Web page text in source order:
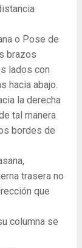
o Pose de
brazos
lados con
hacia abajo.
la derecha
tal manera
bordes de
trasera no
que
columna se